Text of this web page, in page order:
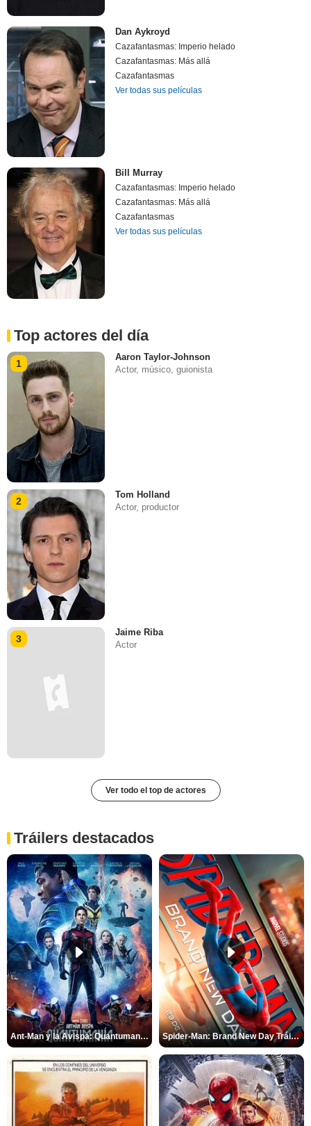
Dan Aykroyd
Cazafantasmas: Imperio helado
Cazafantasmas: Más allá
Cazafantasmas
Ver todas sus películas
Bill Murray
Cazafantasmas: Imperio helado
Cazafantasmas: Más allá
Cazafantasmas
Ver todas sus películas
Top actores del día
1
Aaron Taylor-Johnson
Actor, músico, guionista
2
Tom Holland
Actor, productor
3
Jaime Riba
Actor
Ver todo el top de actores
Tráilers destacados
Ant-Man y la Avispa: Quantumanía Tráiler (2) Spider-Man: Brand New Day Tráiler (3)